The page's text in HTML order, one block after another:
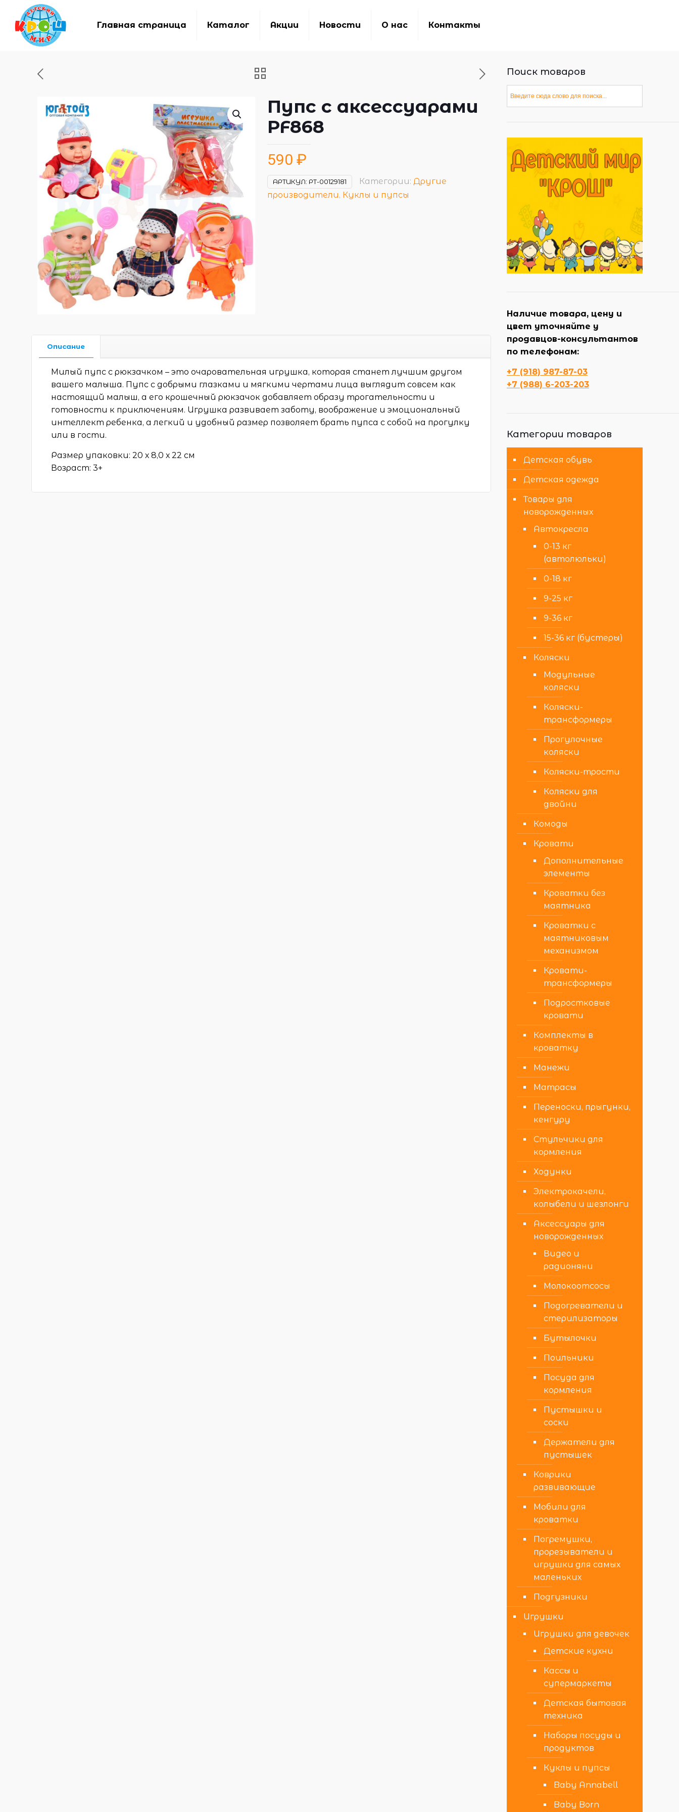
Главная страница Каталог Акции Новости О нас Контакты
Пупс с аксессуарами
PF868
590 ₽
АРТИКУЛ: РТ-00129181 Категории: Другие
производители, Куклы и пупсы
Описание
Милый пупс с рюкзачком – это очаровательная игрушка, которая станет лучшим другом
вашего малыша. Пупс с добрыми глазками и мягкими чертами лица выглядит совсем как
настоящий малыш, а его крошечный рюкзачок добавляет образу трогательности и
готовности к приключениям. Игрушка развивает заботу, воображение и эмоциональный
интеллект ребенка, а легкий и удобный размер позволяет брать пупса с собой на прогулку
или в гости.
Размер упаковки: 20 х 8,0 х 22 см
Возраст: 3+
Поиск товаров
Наличие товара, цену и
цвет уточняйте у
продавцов-консультантов
по телефонам:
+7 (918) 987-87-03
+7 (988) 6-203-203
Категории товаров
Детская обувь
Детская одежда
Товары для
новорожденных
Автокресла
0-13 кг
(автолюльки)
0-18 кг
9-25 кг
9-36 кг
15-36 кг (бустеры)
Коляски
Модульные
коляски
Коляски-
трансформеры
Прогулочные
коляски
Коляски-трости
Коляски для
двойни
Комоды
Кровати
Дополнительные
элементы
Кроватки без
маятника
Кроватки с
маятниковым
механизмом
Кровати-
трансформеры
Подростковые
кровати
Комплекты в
кроватку
Манежи
Матрасы
Переноски, прыгунки,
кенгуру
Стульчики для
кормления
Ходунки
Электрокачели,
колыбели и шезлонги
Аксессуары для
новорожденных
Видео и
радионяни
Молокоотсосы
Подогреватели и
стерилизаторы
Бутылочки
Поильники
Посуда для
кормления
Пустышки и
соски
Держатели для
пустышек
Коврики
развивающие
Мобили для
кроватки
Погремушки,
прорезыватели и
игрушки для самых
маленьких
Подгузники
Игрушки
Игрушки для девочек
Детские кухни
Кассы и
супермаркеты
Детская бытовая
техника
Наборы посуды и
продуктов
Куклы и пупсы
Baby Annabell
Baby Born